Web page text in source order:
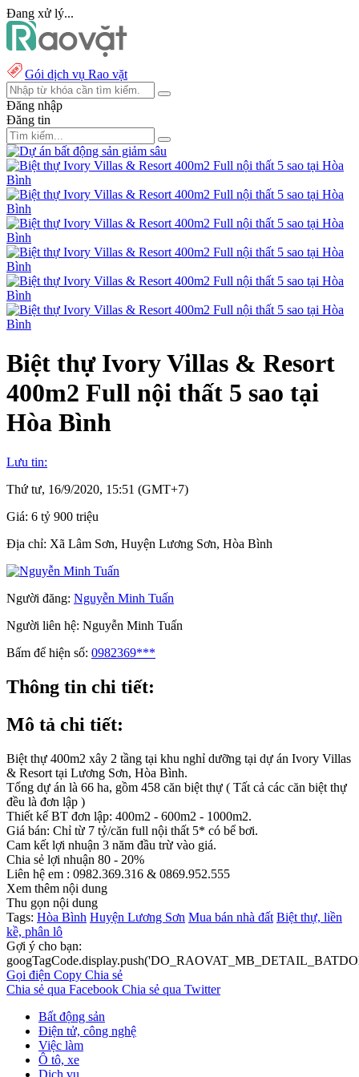
Đang xử lý...
Gói dịch vụ Rao vặt
Đăng nhập
Đăng tin
Biệt thự Ivory Villas & Resort
400m2 Full nội thất 5 sao tại
Hòa Bình
Lưu tin:
Thứ tư, 16/9/2020, 15:51 (GMT+7)
Giá: 6 tỷ 900 triệu
Địa chỉ: Xã Lâm Sơn, Huyện Lương Sơn, Hòa Bình
Người đăng: Nguyễn Minh Tuấn
Người liên hệ: Nguyễn Minh Tuấn
Bấm để hiện số: 0982369***
Thông tin chi tiết:
Mô tả chi tiết:
Biệt thự 400m2 xây 2 tầng tại khu nghỉ dưỡng tại dự án Ivory Villas
& Resort tại Lương Sơn, Hòa Bình.
Tổng dự án là 66 ha, gồm 458 căn biệt thự ( Tất cả các căn biệt thự
đều là đơn lập )
Thiết kế BT đơn lập: 400m2 - 600m2 - 1000m2.
Giá bán: Chỉ từ 7 tỷ/căn full nội thất 5* có bể bơi.
Cam kết lợi nhuận 3 năm đầu trừ vào giá.
Chia sẻ lợi nhuận 80 - 20%
Liên hệ em : 0982.369.316 & 0869.952.555
Xem thêm nội dung
Thu gọn nội dung
Tags: Hòa Bình Huyện Lương Sơn Mua bán nhà đất Biệt thự, liền
kề, phân lô
Gợi ý cho bạn:
Gọi điện Copy Chia sẻ
Chia sẻ qua Facebook Chia sẻ qua Twitter
Bất động sản
Điện tử, công nghệ
Việc làm
Ô tô, xe
Dịch vụ